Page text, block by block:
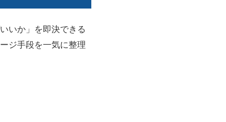
いか」を即決できる
ジ手段を一気に整理